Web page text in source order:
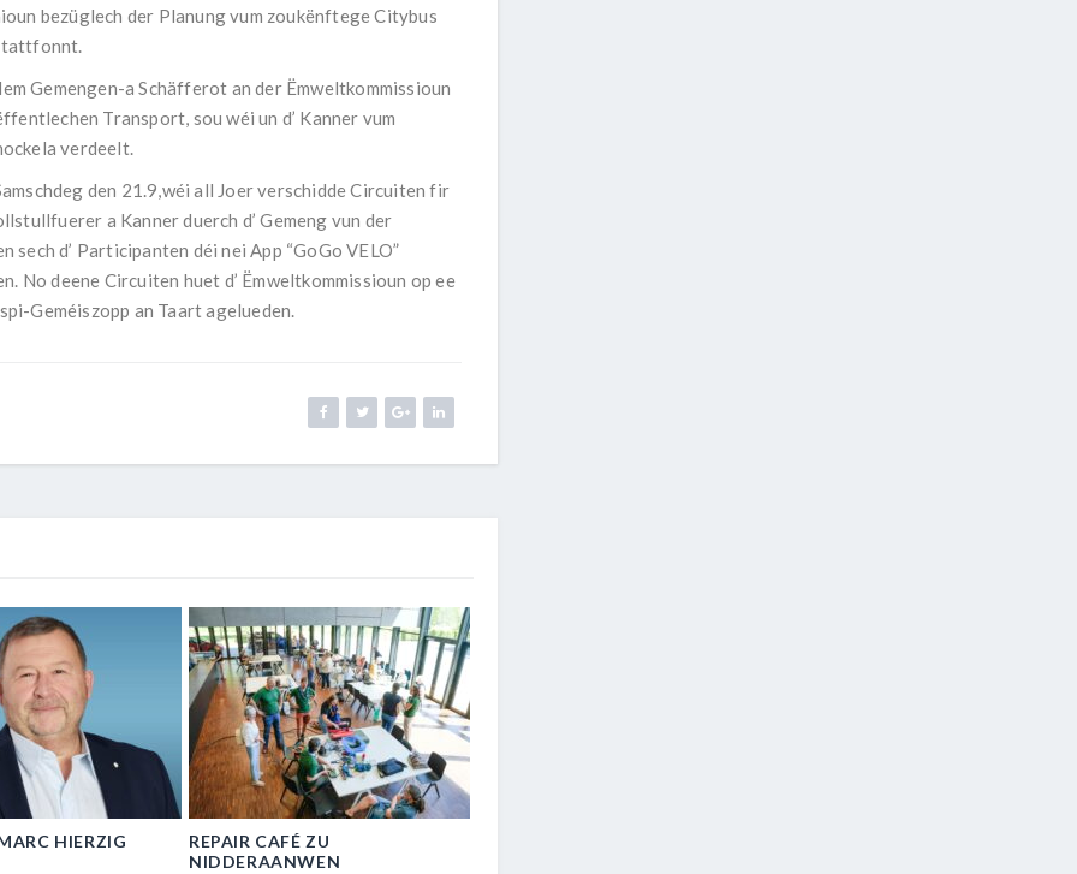
bezüglech der Planung vum zoukënftege Citybus
Gemengen-a Schäfferot an der Ëmweltkommissioun
Transport, sou wéi un d’ Kanner vum
verdeelt.
den 21.9,wéi all Joer verschidde Circuiten fir
a Kanner duerch d’ Gemeng vun der
d’ Participanten déi nei App “GoGo VELO”
No deene Circuiten huet d’ Ëmweltkommissioun op ee
Geméiszopp an Taart agelueden.
HIERZIG
REPAIR CAFÉ ZU
NIDDERAANWEN